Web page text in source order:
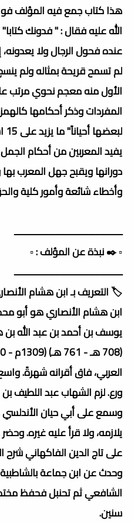
هذا كتاب جمع فيه المؤلف
الله عليه فقال : " فدونك
عنده فحول الرجال ولا
لم تسمح قريحة بمثاله ولم
الأول منه معجم نحوي مرتب
المفردات وذكر أحكامها
يفيد المعربين من أحكام
دورانها ويقبح جهل المعرب
وأخطاء شائعة وأمور كلية
ــــــــــــــــــــــــــــــــــــــــــــــ
▫️ ✒️ نبذة عن المؤلف : ▫️
ــــــــــــــــــــــــــــــــــــــــــــــ
🏷️ التعريف بـ ابن هشام الأنصاري (ت
ابن هشام الأنصاري هو أبو
يوسف بن أحمد بن عبد الله
العربي، فاق أقرانه شهرةً.
ورع. لزم الشهاب عبد اللطيف
وسمع على أبي حيان
يلازمه، ولا قرأ عليه غيره.
على تاج الدين الفاكهاني شرح
وحدث عن ابن جماعة
الشافعي ثم تحنبل فحفظ
سنين.